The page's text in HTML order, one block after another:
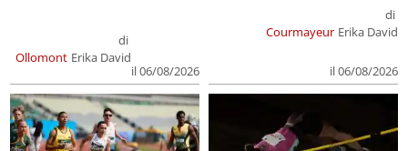
Ollomont
di
Erika David
il 06/08/2026
Courmayeur
di
Erika David
il 06/08/2026